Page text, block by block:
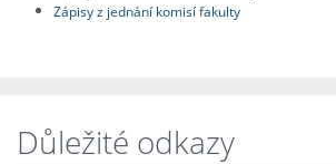
Zápisy z jednání komisí fakulty
Důležité odkazy